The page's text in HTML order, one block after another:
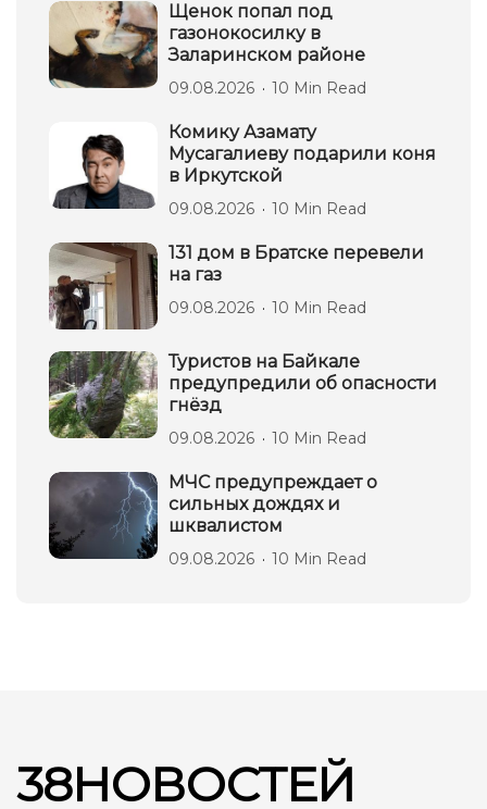
Щенок попал под
газонокосилку в
Заларинском районе
09.08.2026 10 Min Read
Комику Азамату
Мусагалиеву подарили коня
в Иркутской
09.08.2026 10 Min Read
131 дом в Братске перевели
на газ
09.08.2026 10 Min Read
Туристов на Байкале
предупредили об опасности
гнёзд
09.08.2026 10 Min Read
МЧС предупреждает о
сильных дождях и
шквалистом
09.08.2026 10 Min Read
38НОВОСТЕЙ